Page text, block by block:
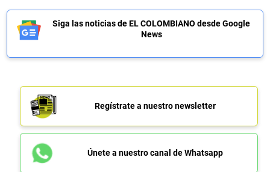
Siga las noticias de EL COLOMBIANO desde Google
News
Regístrate a nuestro newsletter
Únete a nuestro canal de Whatsapp